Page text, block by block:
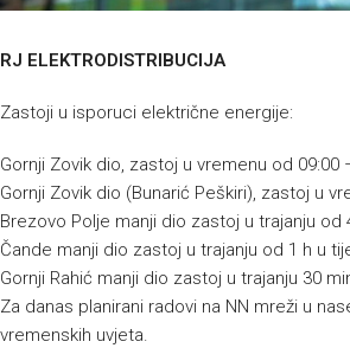
RJ ELEKTRODISTRIBUCIJA
Zastoji u isporuci električne energije:
Gornji Zovik dio, zastoj u vremenu od 09:00
Gornji Zovik dio (Bunarić Peškiri), zastoj u
Brezovo Polje manji dio zastoj u trajanju od
Čande manji dio zastoj u trajanju od 1 h u
Gornji Rahić manji dio zastoj u trajanju 30
Za danas planirani radovi na NN mreži u
vremenskih uvjeta.